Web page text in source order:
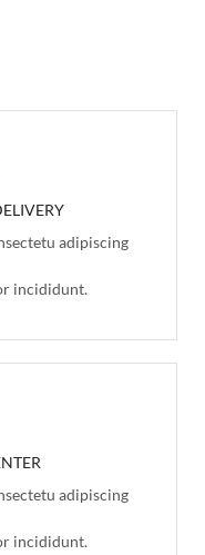
adipiscing
incididunt.
adipiscing
incididunt.